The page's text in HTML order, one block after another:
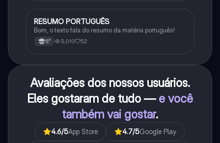
Português
RESUMO PORTUGUÊS
Bom, o texto fala do resumo da matéria português!
8° 3,010 52
Avaliações dos nossos usuários.
Eles gostaram de tudo — e você
também vai gostar.
4.6/5App Store 4.7/5Google Play